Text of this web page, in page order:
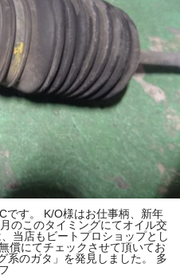
です。 K/O様はお仕事柄、新年
のこのタイミングにてオイル交
当店もビートプロショップとし
償にてチェックさせて頂いてお
のガタ」を発見しました。 多